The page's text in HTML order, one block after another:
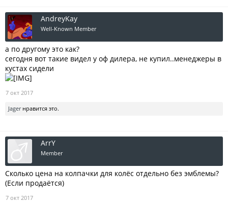
AndreyKay
Well-Known Member
а по другому это как?
сегодня вот такие видел у оф дилера, не купил..менеджеры в
кустах сидели
7 окт 2017
Jagerнравится это.
ArrY
Member
Сколько цена на колпачки для колёс отдельно без эмблемы?
(Если продаётся)
7 окт 2017